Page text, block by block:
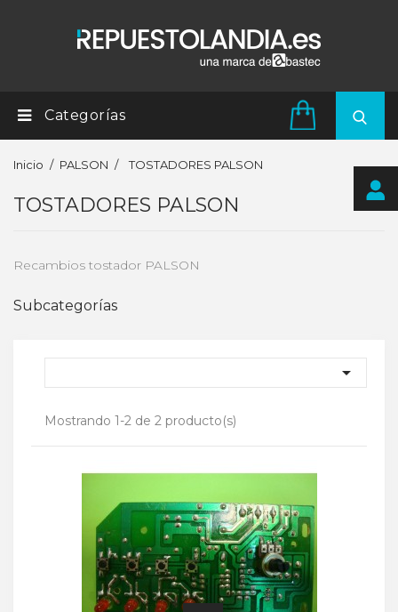
Categorías
Inicio PALSON TOSTADORES PALSON
TOSTADORES PALSON
Recambios tostador PALSON
Subcategorías

Mostrando 1-2 de 2 producto(s)